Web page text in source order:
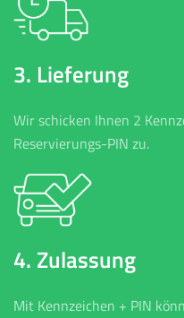
3. Lieferung
Wir schicken Ihnen 2
Reservierungs-PIN zu.
4. Zulassung
Mit Kennzeichen + PIN